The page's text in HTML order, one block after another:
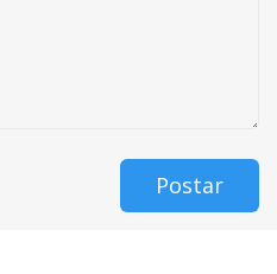
Postar